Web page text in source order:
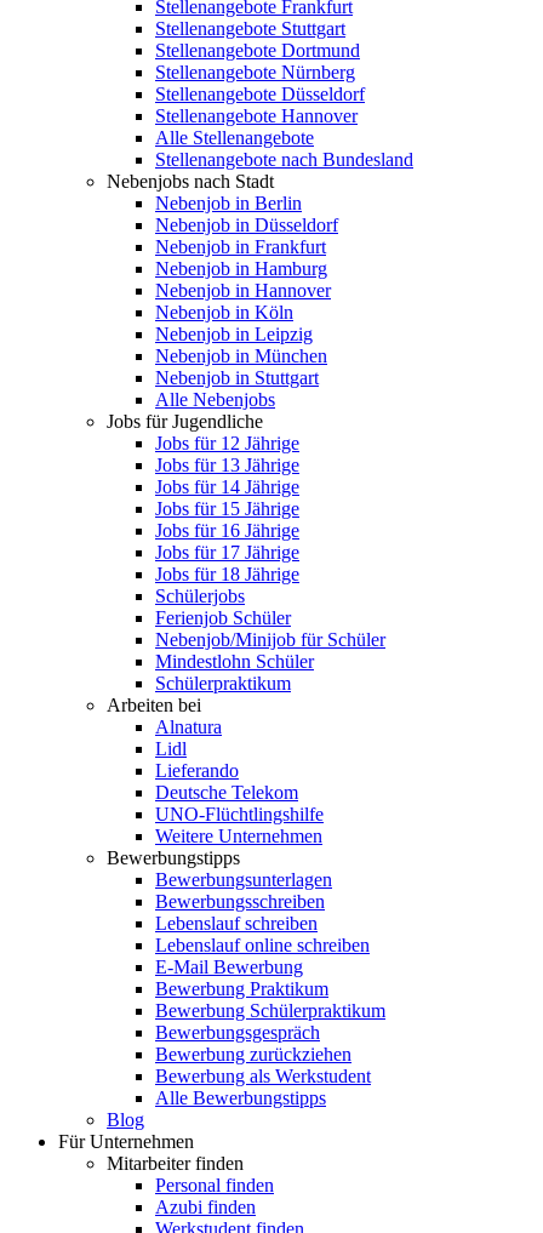
Stellenangebote Frankfurt
Stellenangebote Stuttgart
Stellenangebote Dortmund
Stellenangebote Nürnberg
Stellenangebote Düsseldorf
Stellenangebote Hannover
Alle Stellenangebote
Stellenangebote nach Bundesland
Nebenjobs nach Stadt
Nebenjob in Berlin
Nebenjob in Düsseldorf
Nebenjob in Frankfurt
Nebenjob in Hamburg
Nebenjob in Hannover
Nebenjob in Köln
Nebenjob in Leipzig
Nebenjob in München
Nebenjob in Stuttgart
Alle Nebenjobs
Jobs für Jugendliche
Jobs für 12 Jährige
Jobs für 13 Jährige
Jobs für 14 Jährige
Jobs für 15 Jährige
Jobs für 16 Jährige
Jobs für 17 Jährige
Jobs für 18 Jährige
Schülerjobs
Ferienjob Schüler
Nebenjob/Minijob für Schüler
Mindestlohn Schüler
Schülerpraktikum
Arbeiten bei
Alnatura
Lidl
Lieferando
Deutsche Telekom
UNO-Flüchtlingshilfe
Weitere Unternehmen
Bewerbungstipps
Bewerbungsunterlagen
Bewerbungsschreiben
Lebenslauf schreiben
Lebenslauf online schreiben
E-Mail Bewerbung
Bewerbung Praktikum
Bewerbung Schülerpraktikum
Bewerbungsgespräch
Bewerbung zurückziehen
Bewerbung als Werkstudent
Alle Bewerbungstipps
Blog
Für Unternehmen
Mitarbeiter finden
Personal finden
Azubi finden
Werkstudent finden